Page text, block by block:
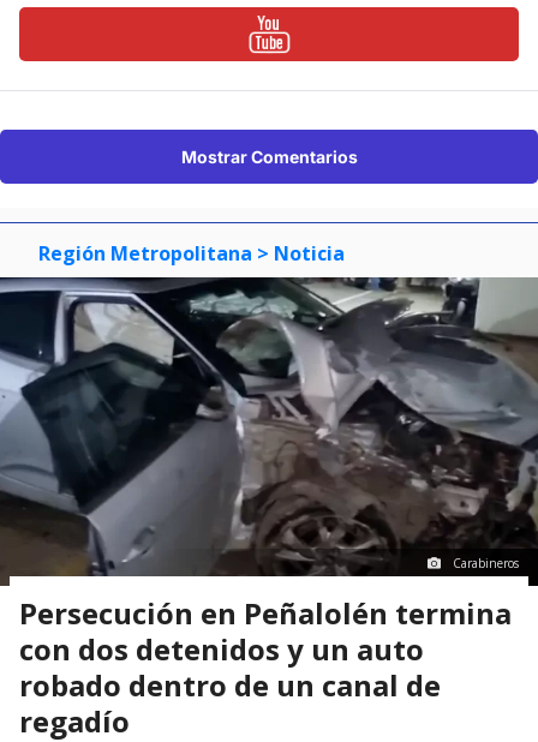
Mostrar Comentarios
Región Metropolitana > Noticia
Carabineros
Persecución en Peñalolén termina
con dos detenidos y un auto
robado dentro de un canal de
regadío